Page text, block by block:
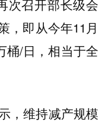
次召开部长级会
，即从今年11月
桶/日，相当于全
，维持减产规模